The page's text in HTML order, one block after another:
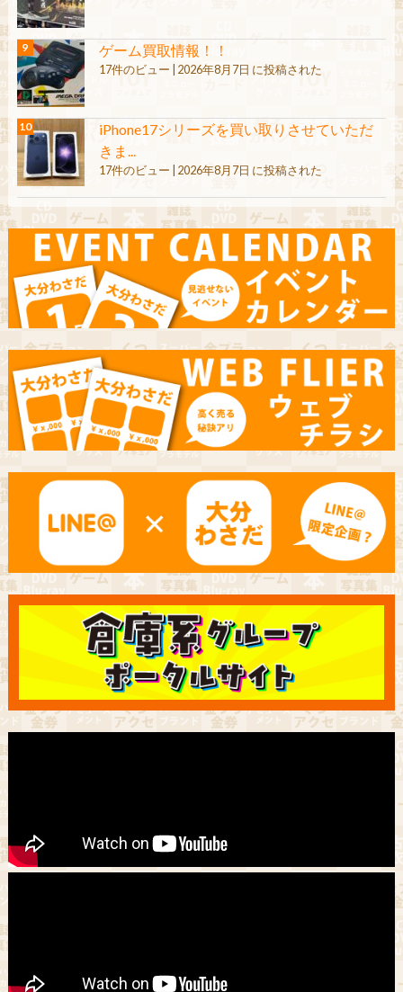
ゲーム買取情報！！
17件のビュー | 2026年8月7日 に投稿された
iPhone17シリーズを買い取りさせていただ
きま...
17件のビュー | 2026年8月7日 に投稿された